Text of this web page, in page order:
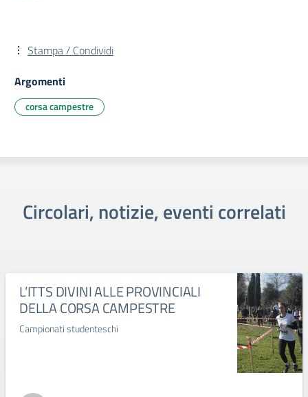
Stampa / Condividi
Argomenti
corsa campestre
Circolari, notizie, eventi correlati
L’ITTS DIVINI ALLE PROVINCIALI
DELLA CORSA CAMPESTRE
Campionati studenteschi